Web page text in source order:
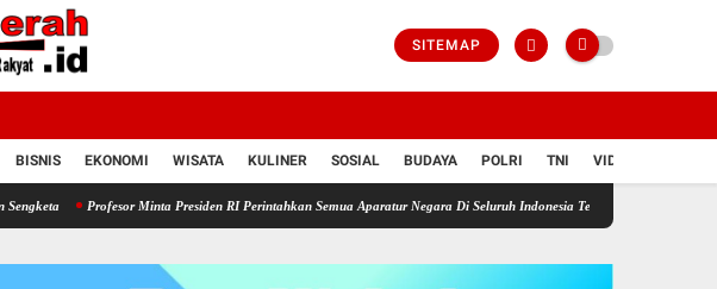
SITEMAP
BISNIS EKONOMI WISATA KULINER SOSIAL BUDAYA POLRI TNI VIDIO
Profesor Minta Presiden RI Perintahkan Semua Aparatur Negara Di Seluruh Indonesia Tertibkan bendera luntur kusam dan